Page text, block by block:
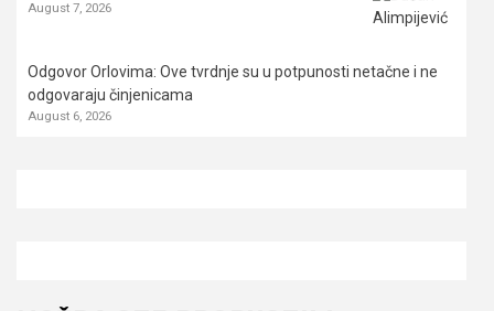
August 7, 2026
Odgovor Orlovima: ​Ove tvrdnje su u potpunosti netačne i ne
odgovaraju činjenicama
August 6, 2026